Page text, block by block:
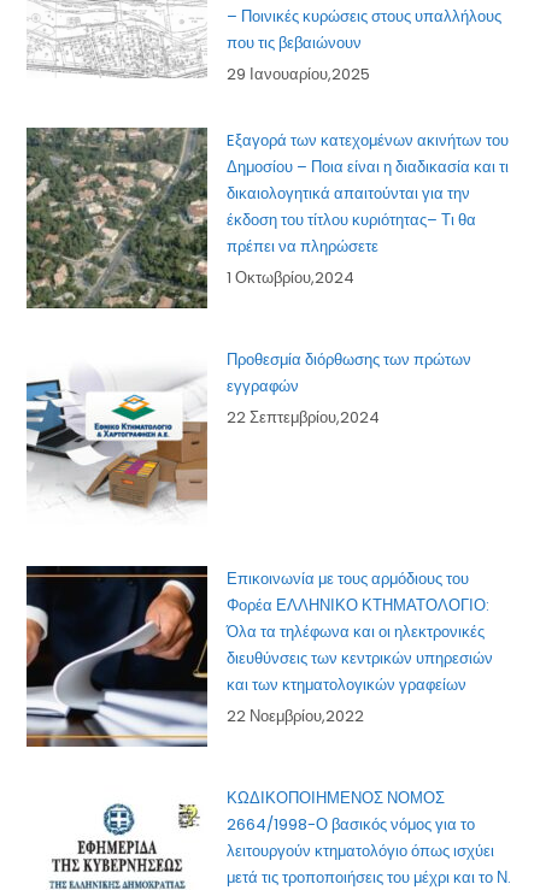
– Ποινικές κυρώσεις στους υπαλλήλους
που τις βεβαιώνουν
29 Ιανουαρίου,2025
Eξαγορά των κατεχομένων ακινήτων του
Δημοσίου – Ποια είναι η διαδικασία και τι
δικαιολογητικά απαιτούνται για την
έκδοση του τίτλου κυριότητας– Τι θα
πρέπει να πληρώσετε
1 Οκτωβρίου,2024
Προθεσμία διόρθωσης των πρώτων
εγγραφών
22 Σεπτεμβρίου,2024
Επικοινωνία με τους αρμόδιους του
Φορέα ΕΛΛΗΝΙΚΟ ΚΤΗΜΑΤΟΛΟΓΙΟ:
Όλα τα τηλέφωνα και οι ηλεκτρονικές
διευθύνσεις των κεντρικών υπηρεσιών
και των κτηματολογικών γραφείων
22 Νοεμβρίου,2022
ΚΩΔΙΚΟΠΟΙΗΜΕΝΟΣ ΝΟΜΟΣ
2664/1998-Ο βασικός νόμος για το
λειτουργούν κτηματολόγιο όπως ισχύει
μετά τις τροποποιήσεις του μέχρι και το Ν.